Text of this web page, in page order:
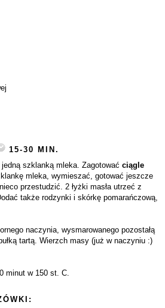
15-30 MIN.
szklanką mleka. Zagotować ciągle
mleka, wymieszać, gotować jeszcze
przestudzić. 2 łyżki masła utrzeć z
także rodzynki i skórkę pomarańczową,
naczynia, wysmarowanego pozostałą
tartą. Wierzch masy (już w naczyniu :)
minut w 150 st. C.